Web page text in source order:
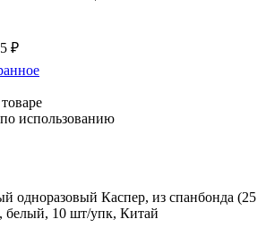
₽
использованию
одноразовый Каспер, из спанбонда (25
белый, 10 шт/упк, Китай